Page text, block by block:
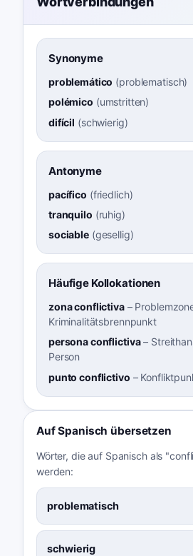
Synonyme
problemático (problematisch)
polémico (umstritten)
difícil (schwierig)
Antonyme
pacífico (friedlich)
tranquilo (ruhig)
sociable(gesellig)
Häufige Kollokationen
zona conflictiva–
Kriminalitätsbrennpunkt
persona conflictiva–
Person
punto conflictivo –
Auf Spanisch übersetzen
Wörter, die auf Spanisch als
werden:
problematisch
schwierig